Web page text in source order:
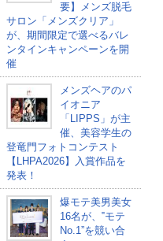
要】メンズ脱毛
サロン「メンズクリア」
が、期間限定で選べるバレ
ンタインキャンペーンを開
催
メンズヘアのパ
イオニア
「LIPPS」が主
催、美容学生の
登竜門フォトコンテスト
【LHPA2026】入賞作品を
発表！
爆モテ美男美女
16名が、‟モテ
No.1”を競い合